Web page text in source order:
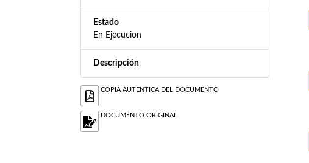
Estado
En Ejecucion
Descripción
COPIA AUTENTICA DEL DOCUMENTO
DOCUMENTO ORIGINAL